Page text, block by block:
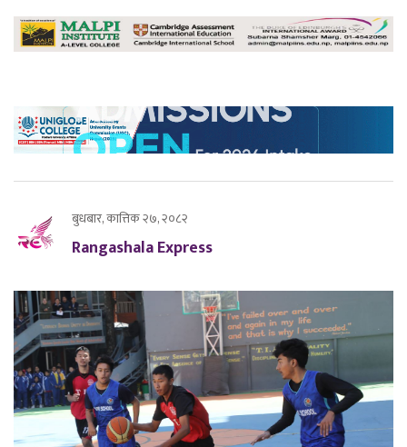
बुधबार, कात्तिक २७, २०८२
Rangashala Express